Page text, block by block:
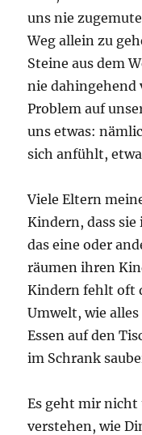
uns nie
Weg allein zu
Steine aus dem
nie dahingehend
Problem auf
uns etwas:
sich anfühlt,
Viele Eltern
Kindern, dass
das eine oder
räumen ihren
Kindern fehlt oft
Umwelt, wie
Essen auf den
im Schrank
Es geht mir nicht
verstehen, wie